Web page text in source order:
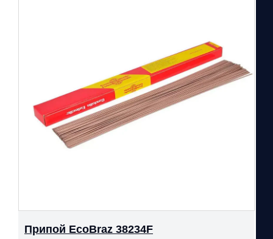
Припой EcoBraz 38234F